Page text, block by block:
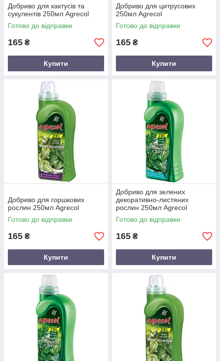
Добриво для кактусів та
сукулентів 250мл Agrecol
Готово до відправки
165 ₴
Купити
Добриво для цитрусових
250мл Agrecol
Готово до відправки
165 ₴
Купити
Добриво для горшкових
рослин 250мл Agrecol
Готово до відправки
165 ₴
Купити
Добриво для зелених
декоративно-листяних
рослин 250мл Agrecol
Готово до відправки
165 ₴
Купити